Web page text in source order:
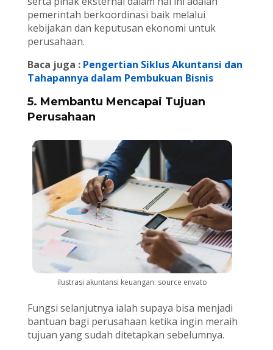
pemerintah berkoordinasi baik melalui
kebijakan dan keputusan ekonomi untuk
perusahaan.
Baca juga : Pengertian Siklus Akuntansi dan
Tahapannya dalam Pembukuan Bisnis
5. Membantu Mencapai Tujuan
Perusahaan
ilustrasi akuntansi keuangan. source envato
Fungsi selanjutnya ialah supaya bisa menjadi
bantuan bagi perusahaan ketika ingin meraih
tujuan yang sudah ditetapkan sebelumnya.